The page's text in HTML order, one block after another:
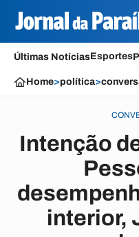
Últimas NotíciasEsportes
Home>política>
Intenção
interior,